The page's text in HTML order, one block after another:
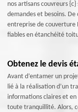
nos artisans couvreurs
demandes et besoins.
entreprise de couverture
fiables en étanchéité
Obtenez le devis
Avant d’entamer un
lié à la réalisation d’un
informations claires et
toute tranquillité. Alors,